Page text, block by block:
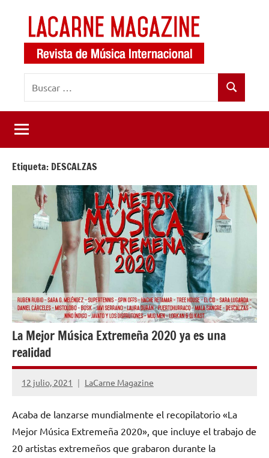
contenido
LaCarne
Magazine
de
música
internacional
Buscar
Etiqueta: DESCALZAS
La Mejor Música Extremeña 2020 ya es una
realidad
12 julio, 2021 LaCarne Magazine
No
comentarios
Acaba de lanzarse mundialmente el recopilatorio «La
Mejor Música Extremeña 2020», que incluye el trabajo de
20 artistas extremeños que grabaron durante la